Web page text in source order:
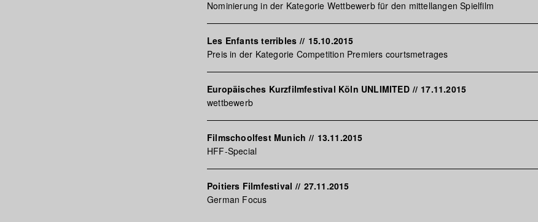
Nominierung in der Kategorie Wettbewerb für den mittellangen Spielfilm
Les Enfants terribles // 15.10.2015
Preis in der Kategorie Competition Premiers courtsmetrages
Europäisches Kurzfilmfestival Köln UNLIMITED // 17.11.2015
wettbewerb
Filmschoolfest Munich // 13.11.2015
HFF-Special
Poitiers Filmfestival // 27.11.2015
German Focus